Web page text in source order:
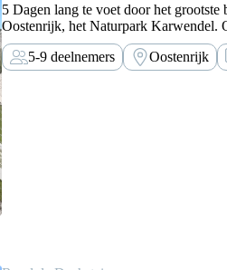
5 Dagen lang te voet door het grootste
Oostenrijk, het Naturpark Karwendel.
bucketlist avontuur voor ervaren en
5-9 deelnemers
Oostenrijk